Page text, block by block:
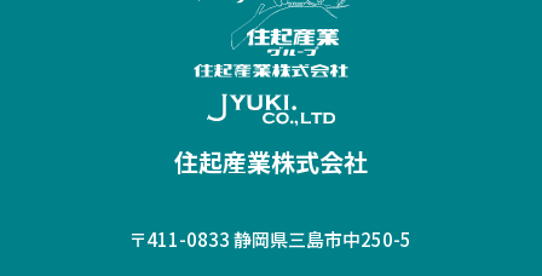
住起産業株式会社
〒411-0833静岡県三島市中250-5